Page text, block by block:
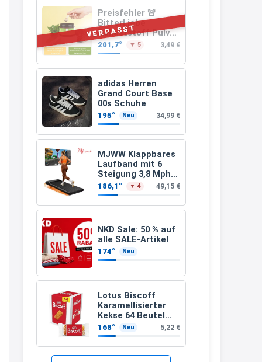
VERPASST
Preisfehler 🚨
BitterLiebe
Ballaststoff Pulver
(Mix aus
Flohsamenschalen
Inulin (Präbiotika)
Leinsamen &
Apfelfaser)
201,7° ▼ 5 3,49 €
adidas Herren
Grand Court Base
00s Schuhe
195° Neu 34,99 €
MJWW Klappbares
Laufband mit 6
Steigung 3,8 Mph/6
Km/h Walking
186,1° ▼ 4 49,15 €
NKD Sale: 50 % auf
alle SALE-Artikel
174° Neu
Lotus Biscoff
Karamellisierter
Kekse 64 Beutel
(992g)
168° Neu 5,22 €
müsste schon stornieren und
nochmal bestellen, da man
Rabattcodes oder auch
Geschenkgutscheine im
Warenkorb oder an der Kasse
VOR dem Kauf einlösen kann.
17:06
↩
Och siche den Gutschein
fürmeggelebaguetts
Kerstin
Meggle bagett Gutschein code
21:37
↩
Kerstin
Bei EDEKA